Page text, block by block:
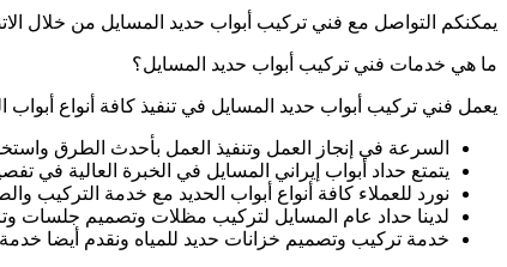
يمكنكم التواصل مع فني تركيب أبواب حديد المسايل من خلال
ما هي خدمات فني تركيب أبواب حديد المسايل؟
يعمل فني تركيب أبواب حديد المسايل في تنفيذ كافة أنواع أبواب
السرعة في إنجاز العمل وتنفيذ العمل بأحدث الطرق
يتمتع حداد أبواب إيراني المسايل في الخبرة العالية في
نورد للعملاء كافة أنواع أبواب الحديد مع خدمة التركيب
لدينا حداد عام المسايل لتركيب مظلات وتصميم جلسات
خدمة تركيب وتصميم خزانات حديد للمياه ونقدم أيضا